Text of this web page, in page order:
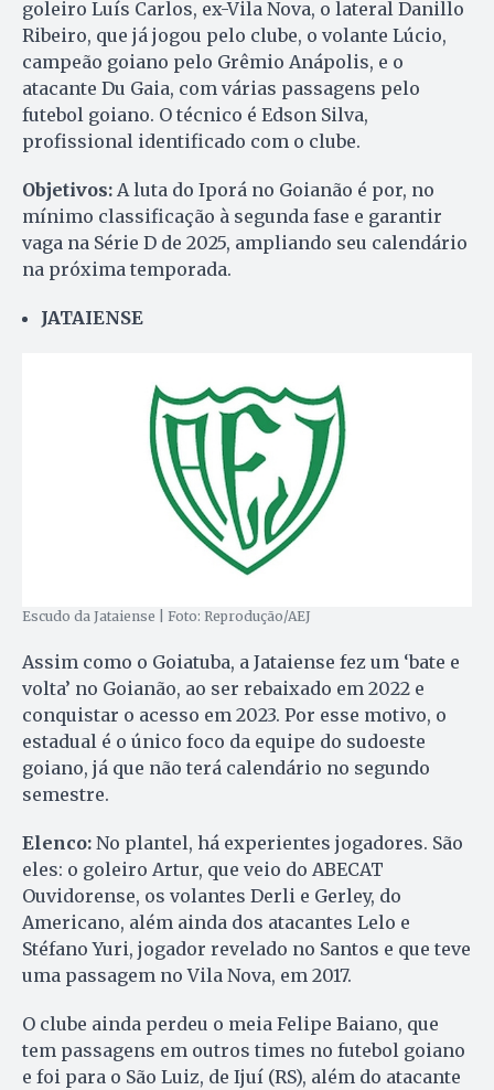
goleiro Luís Carlos, ex-Vila Nova, o lateral Danillo
Ribeiro, que já jogou pelo clube, o volante Lúcio,
campeão goiano pelo Grêmio Anápolis, e o
atacante Du Gaia, com várias passagens pelo
futebol goiano. O técnico é Edson Silva,
profissional identificado com o clube.
Objetivos: A luta do Iporá no Goianão é por, no
mínimo classificação à segunda fase e garantir
vaga na Série D de 2025, ampliando seu calendário
na próxima temporada.
JATAIENSE
Escudo da Jataiense | Foto: Reprodução/AEJ
Assim como o Goiatuba, a Jataiense fez um ‘bate e
volta’ no Goianão, ao ser rebaixado em 2022 e
conquistar o acesso em 2023. Por esse motivo, o
estadual é o único foco da equipe do sudoeste
goiano, já que não terá calendário no segundo
semestre.
Elenco: No plantel, há experientes jogadores. São
eles: o goleiro Artur, que veio do ABECAT
Ouvidorense, os volantes Derli e Gerley, do
Americano, além ainda dos atacantes Lelo e
Stéfano Yuri, jogador revelado no Santos e que teve
uma passagem no Vila Nova, em 2017.
O clube ainda perdeu o meia Felipe Baiano, que
tem passagens em outros times no futebol goiano
e foi para o São Luiz, de Ijuí (RS), além do atacante